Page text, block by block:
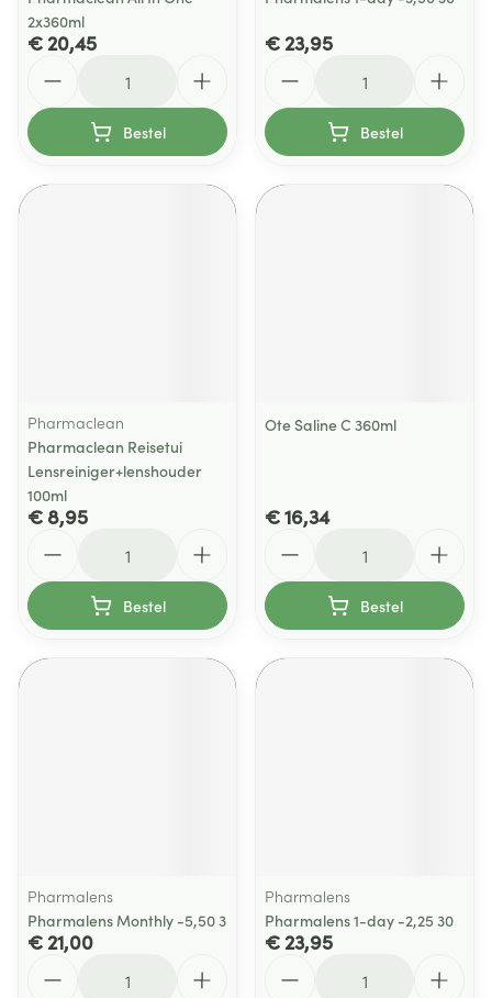
2x360ml
€ 20,45
Bestel
€ 23,95
Bestel
Pharmaclean
Pharmaclean Reisetui
Lensreiniger+lenshouder
100ml
€ 8,95
Bestel
Ote Saline C 360ml
€ 16,34
Bestel
Pharmalens
Pharmalens Monthly -5,50 3
€ 21,00
Pharmalens
Pharmalens 1-day -2,25 30
€ 23,95